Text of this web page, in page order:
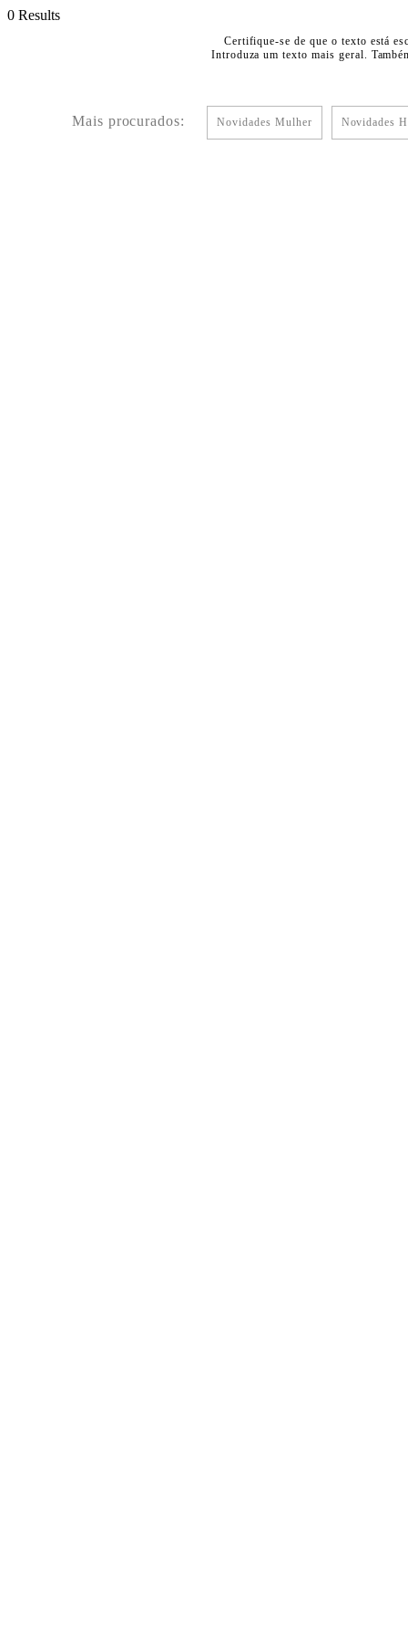
0 Results
Certifique-se de que o texto está
Introduza um texto mais geral.
Mais procurados: Novidades Mulher Novidades